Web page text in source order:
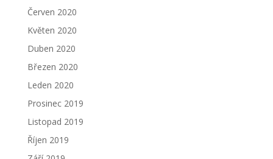
Červen 2020
Květen 2020
Duben 2020
Březen 2020
Leden 2020
Prosinec 2019
Listopad 2019
Říjen 2019